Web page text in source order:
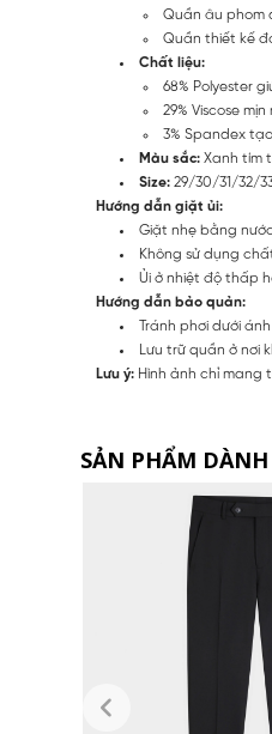
Quần âu phom
Quần thiết kế
Chất liệu:
68% Polyester
29% Viscose
3% Spandex
Màu sắc: Xanh tím
Size: 29/30/31/32/
Hướng dẫn giặt ủi:
Giặt nhẹ bằng
Không sử dụng
Ủi ở nhiệt độ thấp
Hướng dẫn bảo quản:
Tránh phơi dưới
Lưu trữ quần ở nơi
Lưu ý: Hình ảnh chỉ mang
SẢN PHẨM